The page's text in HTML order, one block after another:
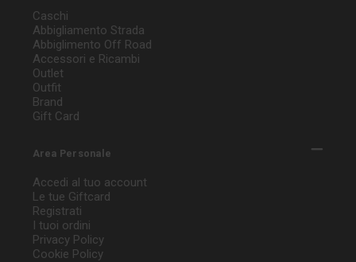
Caschi
Abbigliamento Strada
Abbiglimento Off Road
Accessori e Ricambi
Outlet
Outfit
Brand
Gift Card
Area Personale
Accedi al tuo account
Le tue Giftcard
Registrati
I tuoi ordini
Privacy Policy
Cookie Policy